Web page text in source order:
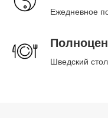
Ежедневное
Шведский